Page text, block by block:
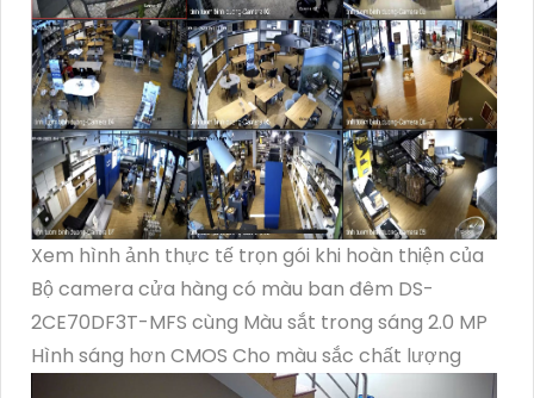
Xem hình ảnh thực tế trọn gói khi hoàn thiện của
Bộ camera cửa hàng có màu ban đêm DS-
2CE70DF3T-MFS cùng Màu sắt trong sáng 2.0 MP
Hình sáng hơn CMOS Cho màu sắc chất lượng